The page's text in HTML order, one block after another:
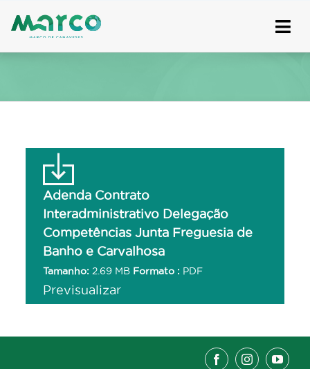
to
Adenda Contrato
Interadministrativo Delegação
Competências Junta Freguesia de
Banho e Carvalhosa
Tamanho: 2.69 MB Formato : PDF
Previsualizar